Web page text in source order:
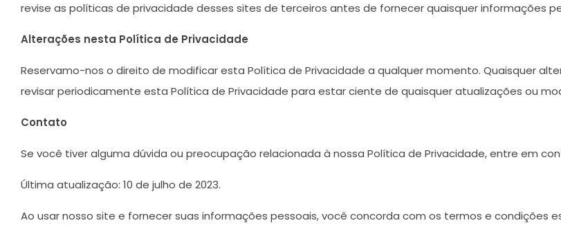
revise as políticas de privacidade desses sites de terceiros antes de fornecer quaisquer informações
Alterações nesta Política de Privacidade
Reservamo-nos o direito de modificar esta Política de Privacidade a qualquer momento. Quaisquer
revisar periodicamente esta Política de Privacidade para estar ciente de quaisquer atualizações ou
Contato
Se você tiver alguma dúvida ou preocupação relacionada à nossa Política de Privacidade, entre em
Última atualização: 10 de julho de 2023.
Ao usar nosso site e fornecer suas informações pessoais, você concorda com os termos e condições